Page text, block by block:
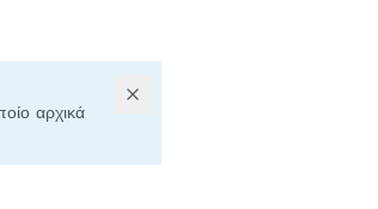
αρχικά